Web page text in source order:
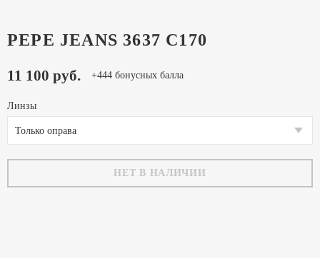
PEPE JEANS 3637 C170
11 100 руб. +444 бонусных балла
Линзы
Только оправа
НЕТ В НАЛИЧИИ